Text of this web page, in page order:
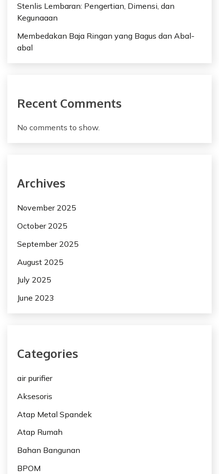
Stenlis Lembaran: Pengertian, Dimensi, dan
Kegunaaan
Membedakan Baja Ringan yang Bagus dan Abal-
abal
Recent Comments
No comments to show.
Archives
November 2025
October 2025
September 2025
August 2025
July 2025
June 2023
Categories
air purifier
Aksesoris
Atap Metal Spandek
Atap Rumah
Bahan Bangunan
BPOM